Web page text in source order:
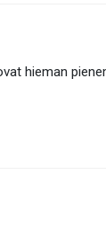
hieman